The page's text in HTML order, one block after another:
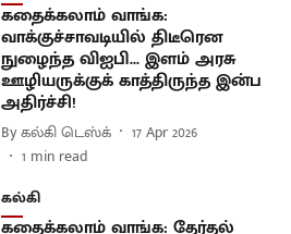
கதைக்கலாம் வாங்க:
வாக்குச்சாவடியில் திடீரென
நுழைந்த விஐபி... இளம் அரசு
ஊழியருக்குக் காத்திருந்த இன்ப
அதிர்ச்சி!
Byகல்கி டெஸ்க்
17 Apr 2026
1 min read
கல்கி
கதைக்கலாம் வாங்க: தேர்தல்